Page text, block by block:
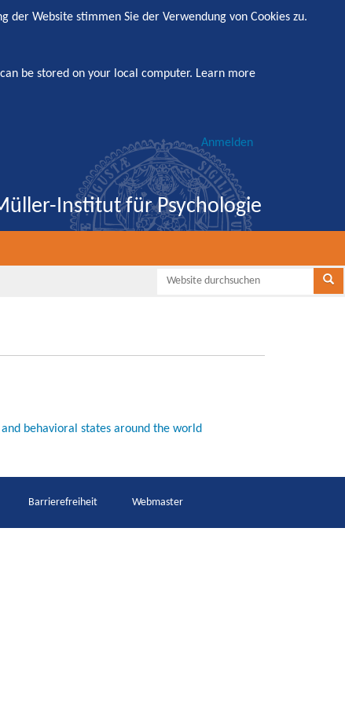
Website stimmen Sie der Verwendung von Cookies zu.
be stored on your local computer. Learn more
Institut für Psychologie
Anmelden
behavioral states around the world
Barrierefreiheit Webmaster